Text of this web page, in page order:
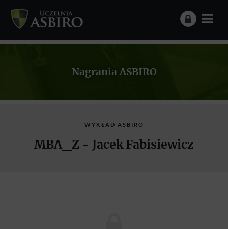
Nagrania ASBIRO
WYKŁAD ASBIRO
MBA_Z - Jacek Fabisiewicz